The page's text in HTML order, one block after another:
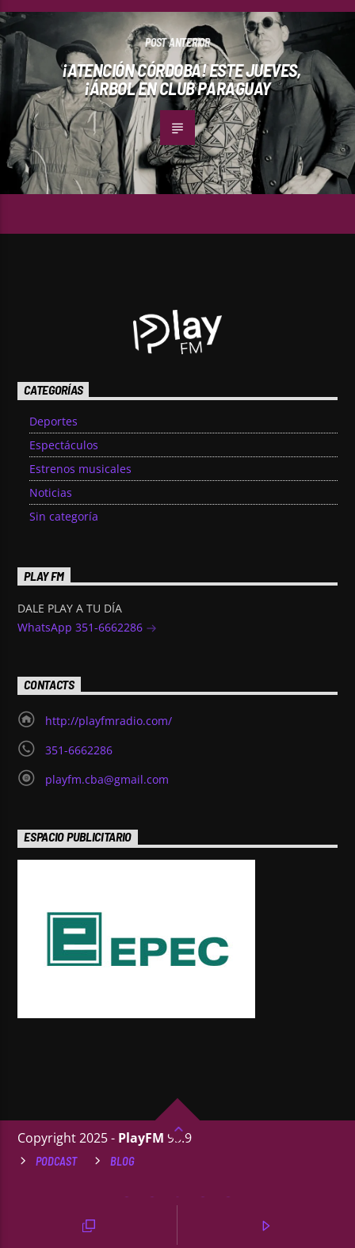
POST ANTERIOR
¡ATENCIÓN CÓRDOBA! ESTE JUEVES,
¡ÁRBOL EN CLUB PARAGUAY
CATEGORÍAS
Deportes
Espectáculos
Estrenos musicales
Noticias
Sin categoría
PLAY FM
DALE PLAY A TU DÍA
WhatsApp 351-6662286
CONTACTS
http://playfmradio.com/
351-6662286
playfm.cba@gmail.com
ESPACIO PUBLICITARIO
Copyright 2025 - PlayFM 95.9
PODCAST BLOG